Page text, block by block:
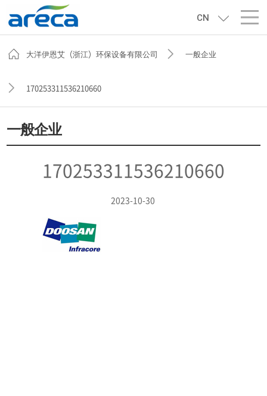
CN
大洋伊恩艾（浙江）环保设备有限公司 一般企业
170253311536210660
一般企业
170253311536210660
2023-10-30